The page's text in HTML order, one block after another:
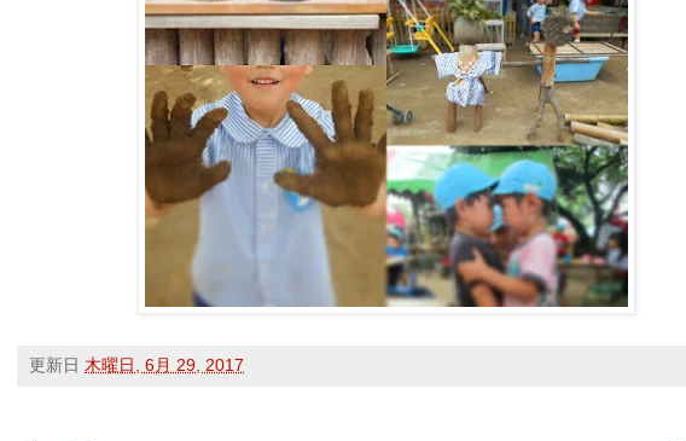
更新日 木曜日, 6月 29, 2017